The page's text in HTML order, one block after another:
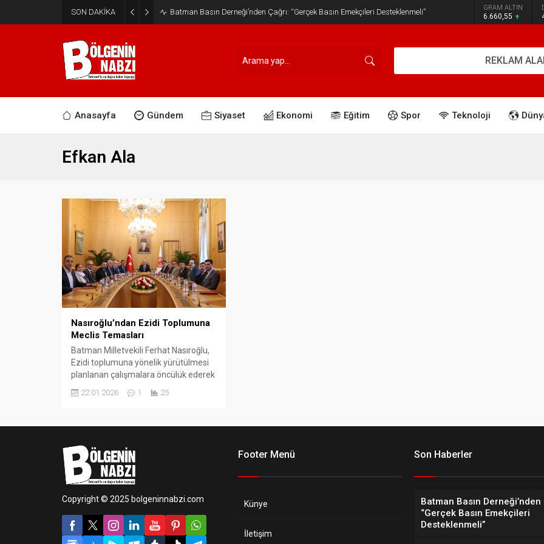
SON DAKİKA Batman Basın Derneği’nden Çağrı: “Gerçek Basın Emekçileri Desteklenmeli” GRAM ALTIN
6.660,55
REKLAM
Anasayfa Gündem Siyaset Ekonomi Eğitim Spor Teknoloji
Efkan Ala
Nasıroğlu’ndan Ezidi Toplumuna
Meclis Temasları
Batman Milletvekili Ferhat Nasıroğlu,
Ezidi toplumuna yönelik yürütülmesi
planlanan çalışmalara öncülük ederek
birlikte Türkiye Büyük Millet
22.01.2026 1 25
Copyright © 2025 bolgeninnabzi.com
Footer Menü
Künye
İletişim
Son Haberler
Batman Basın Derneği’nden
“Gerçek Basın Emekçileri
Desteklenmeli”